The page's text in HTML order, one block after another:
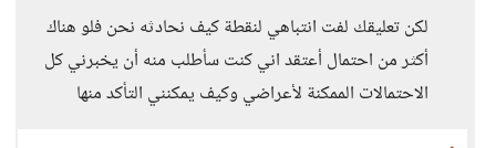
لكن تعليقك لفت انتباهي لنقطة كيف نحادثه نحن فلو هناك
أكثر من احتمال أعتقد اني كنت سأطلب منه أن يخبرني كل
الاحتمالات الممكنة لأعراضي وكيف يمكنني التأكد منها